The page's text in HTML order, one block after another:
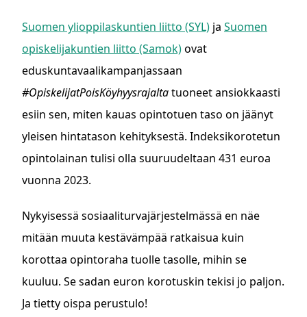
Suomen ylioppilaskuntien liitto (SYL) ja Suomen
opiskelijakuntien liitto (Samok)ovat
eduskuntavaalikampanjassaan
#OpiskelijatPoisKöyhyysrajaltatuoneet ansiokkaasti
esiin sen, miten kauas opintotuen taso on jäänyt
yleisen hintatason kehityksestä. Indeksikorotetun
opintolainan tulisi olla suuruudeltaan 431 euroa
vuonna 2023.
Nykyisessä sosiaaliturvajärjestelmässä en näe
mitään muuta kestävämpää ratkaisua kuin
korottaa opintoraha tuolle tasolle, mihin se
kuuluu. Se sadan euron korotuskin tekisi jo paljon.
Ja tietty oispa perustulo!